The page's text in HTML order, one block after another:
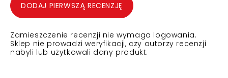
DODAJ PIERWSZĄ RECENZJĘ
Zamieszczenie recenzji nie wymaga logowania.
Sklep nie prowadzi weryfikacji, czy autorzy recenzji
nabyli lub użytkowali dany produkt.